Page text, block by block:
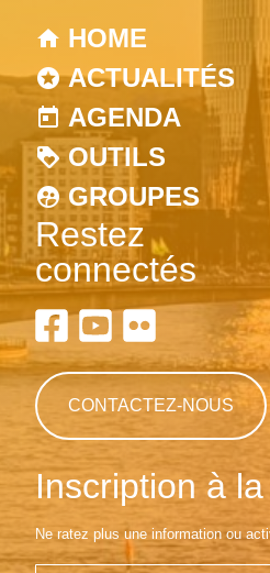
HOME
ACTUALITÉS
AGENDA
OUTILS
GROUPES
Restez
connectés
CONTACTEZ-NOUS
Inscription à
Ne ratez plus une information ou